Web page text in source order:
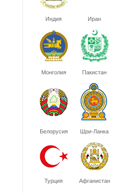
Индия Иран
Монголия Пакистан
Белорусия Шри-Ланка
Турция Афганистан